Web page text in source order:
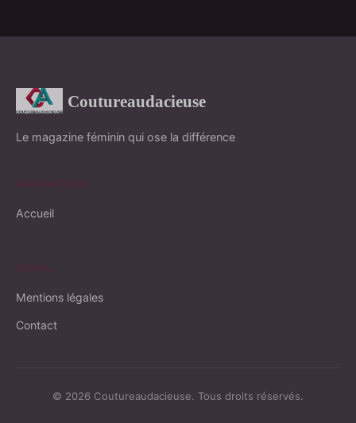
Coutureaudacieuse
Le magazine féminin qui ose la différence
NAVIGATION
Accueil
LÉGAL
Mentions légales
Contact
© 2026 Coutureaudacieuse. Tous droits réservés.